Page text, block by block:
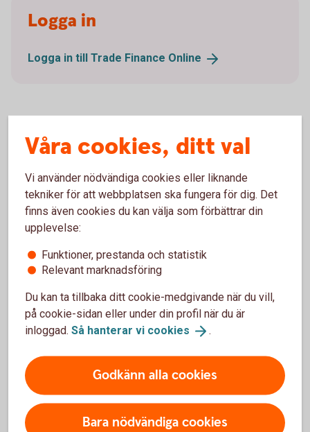
Logga in
Logga in till Trade Finance Online
Detta får ni med Trade Finance
Online
Ökad tillgänglighet
Snabb hantering
Kontroll på flöden
Papperslös korrespondens
För att se detta innehåll behöver du först
godkänna cookies för Funktioner, prestanda
och statistik.
Inställningar för cookies
Våra cookies, ditt val
Vi använder nödvändiga cookies eller liknande
tekniker för att webbplatsen ska fungera för dig. Det
finns även cookies du kan välja som förbättrar din
upplevelse:
Funktioner, prestanda och statistik
Relevant marknadsföring
Du kan ta tillbaka ditt cookie-medgivande när du vill,
på cookie-sidan eller under din profil när du är
inloggad. Så hanterar vi cookies .
Godkänn alla cookies
Bara nödvändiga cookies